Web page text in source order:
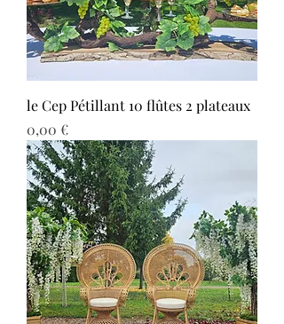
le Cep Pétillant 10 flûtes 2 plateaux
Prix
0,00 €